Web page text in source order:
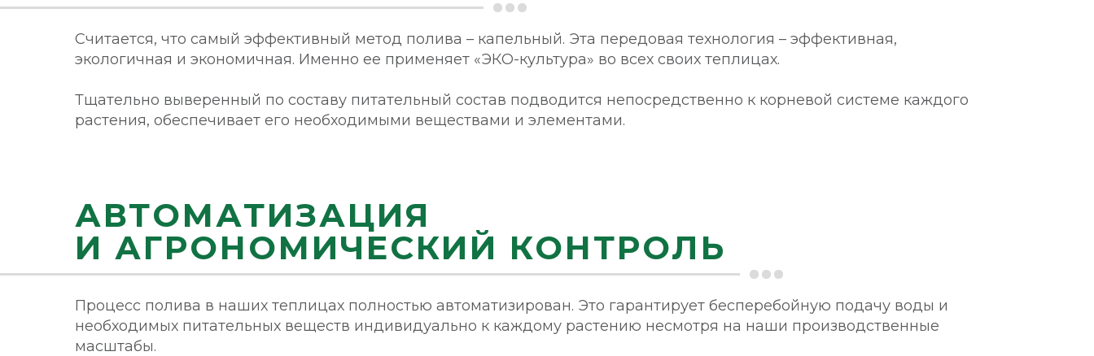
Считается, что самый эффективный метод полива – капельный. Эта передовая технология – эффективная,
экологичная и экономичная. Именно ее применяет «ЭКО-культура» во всех своих теплицах.
Тщательно выверенный по составу питательный состав подводится непосредственно к корневой системе каждого
растения, обеспечивает его необходимыми веществами и элементами.
Процесс полива в наших теплицах полностью автоматизирован. Это гарантирует бесперебойную подачу воды и
необходимых питательных веществ индивидуально к каждому растению несмотря на наши производственные
масштабы.
АВТОМАТИЗАЦИЯ
И АГРОНОМИЧЕСКИЙ КОНТРОЛЬ